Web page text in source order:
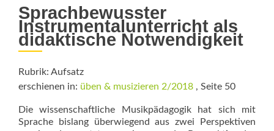
Sprachbewusster
Instrumentalunterricht als
didaktische ­Notwendigkeit
Rubrik: Aufsatz
erschienen in: üben & musizieren 2/2018 , Seite 50
Die wissenschaftliche Musikpädagogik hat sich mit
Sprache bislang überwiegend aus zwei Perspektiven